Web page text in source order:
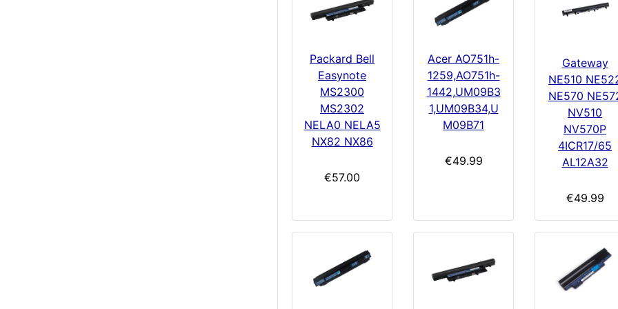
Packard Bell
Easynote
MS2300
MS2302
NELA0 NELA5
NX82 NX86
€57.00
Acer AO751h-
1259,AO751h-
1442,UM09B3
1,UM09B34,U
M09B71
€49.99
Gateway
NE510
NE570
NV510
NV570P
4ICR17/65
AL12A32
€49.99